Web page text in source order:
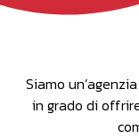
Siamo
in grado di